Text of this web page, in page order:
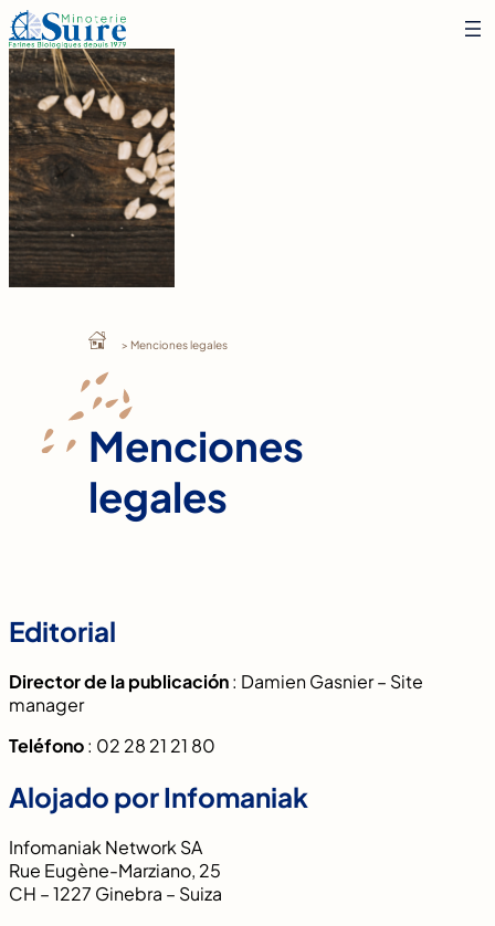
Saltar
al
contenido
> Menciones legales
Menciones
legales
Editorial
Director de la publicación: Damien Gasnier – Site
manager
Teléfono: 02 28 21 21 80
Alojado por Infomaniak
Infomaniak Network SA
Rue Eugène-Marziano, 25
CH – 1227 Ginebra – Suiza